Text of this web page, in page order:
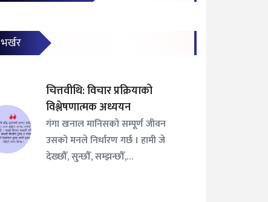
भर्खर
चित्तवीथि: विचार प्रक्रियाको
विश्लेषणात्मक अध्ययन
गंगा खनाल मानिसको सम्पूर्ण जीवन
उसको मनले निर्धारण गर्छ । हामी जे
देख्छौँ, सुन्छौँ, सम्झन्छौँ,…